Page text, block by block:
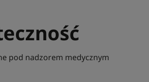
pod nadzorem medycznym